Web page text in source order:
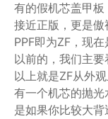
有的假机芯盖甲板
接近正版，更是傲
PPF即为ZF，现
以前的，我们主要
以上就是ZF从外
有一个机芯的抛
是如果你比较大